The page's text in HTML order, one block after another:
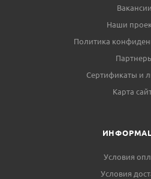
Вакансии
Наши
Политика
Сертификаты и
Карта
Условия
Условия